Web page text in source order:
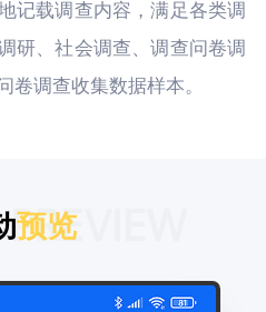
记载调查内容，满足各类调
研、社会调查、调查问卷调
卷调查收集数据样本。
预览